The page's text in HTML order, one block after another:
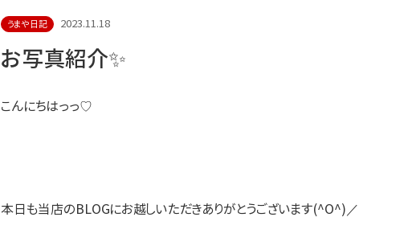
うまや日記 2023.11.18
お写真紹介✨
こんにちはっっ♡
本日も当店のBLOGにお越しいただきありがとうございます(^O^)／